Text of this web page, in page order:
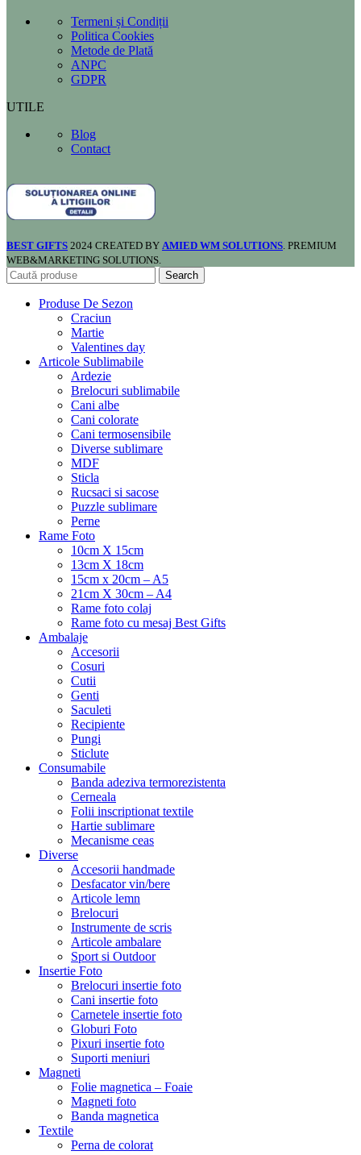
Termeni și Condiții
Politica Cookies
Metode de Plată
ANPC
GDPR
UTILE
Blog
Contact
BEST GIFTS 2024 CREATED BY AMIED WM SOLUTIONS. PREMIUM
WEB&MARKETING SOLUTIONS.
Search
Produse De Sezon
Craciun
Martie
Valentines day
Articole Sublimabile
Ardezie
Brelocuri sublimabile
Cani albe
Cani colorate
Cani termosensibile
Diverse sublimare
MDF
Sticla
Rucsaci si sacose
Puzzle sublimare
Perne
Rame Foto
10cm X 15cm
13cm X 18cm
15cm x 20cm – A5
21cm X 30cm – A4
Rame foto colaj
Rame foto cu mesaj Best Gifts
Ambalaje
Accesorii
Cosuri
Cutii
Genti
Saculeti
Recipiente
Pungi
Sticlute
Consumabile
Banda adeziva termorezistenta
Cerneala
Folii inscriptionat textile
Hartie sublimare
Mecanisme ceas
Diverse
Accesorii handmade
Desfacator vin/bere
Articole lemn
Brelocuri
Instrumente de scris
Articole ambalare
Sport si Outdoor
Insertie Foto
Brelocuri insertie foto
Cani insertie foto
Carnetele insertie foto
Globuri Foto
Pixuri insertie foto
Suporti meniuri
Magneti
Folie magnetica – Foaie
Magneti foto
Banda magnetica
Textile
Perna de colorat